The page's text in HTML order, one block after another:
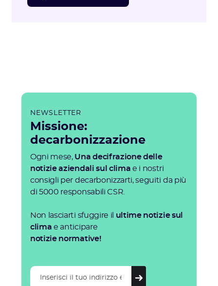
NEWSLETTER
Missione:
decarbonizzazione
Ogni mese, Una decifrazione delle
notizie aziendali sul clima e i nostri
consigli per decarbonizzarti, seguiti da più
di 5000 responsabili CSR.
Non lasciarti sfuggire il ultime notizie sul
clima e anticipare
notizie normative!